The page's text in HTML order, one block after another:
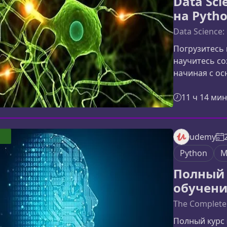
на
Data
научитесь
начиная с
техниками
поможет вам
работают
применять
этом
понять
11 ч 14 мин
udemy
Python
Полный
The
Полный